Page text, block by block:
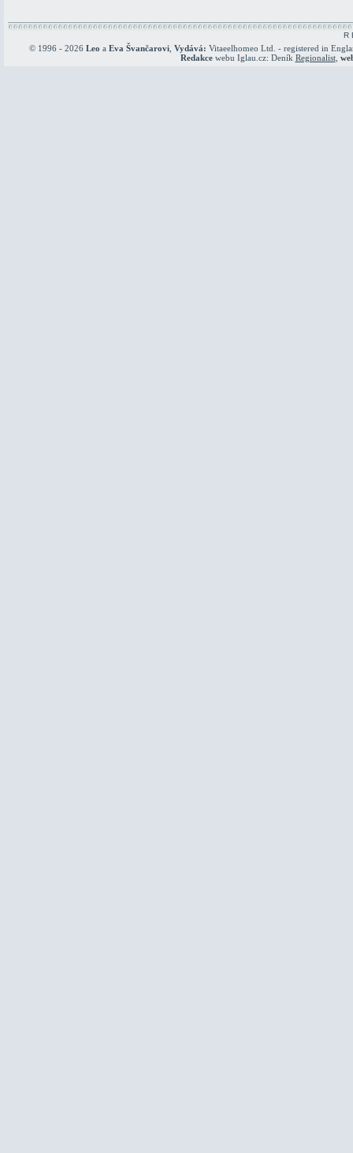
R
© 1996 - 2026 Leo a Eva Švančarovi Vydává: Vitaeelhomeo Ltd. - registered in
Redakcewebu Iglau.cz: Deník Regionalist,